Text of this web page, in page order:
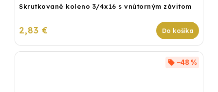
Skrutkované koleno 3/4x16 s vnútorným závitom
2,83 € Do košíka
–48 %